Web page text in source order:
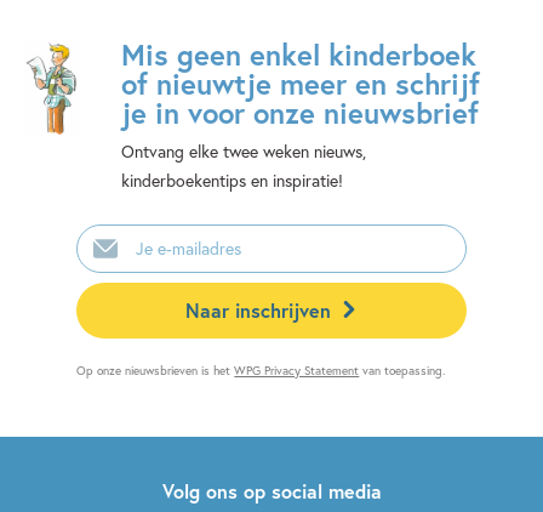
Mis geen enkel kinderboek
of nieuwtje meer en schrijf
je in voor onze nieuwsbrief
Ontvang elke twee weken nieuws,
kinderboekentips en inspiratie!
E-
mailadres
Naar inschrijven
Op onze nieuwsbrieven is hetWPG Privacy Statement van toepassing.
Volg ons op social media